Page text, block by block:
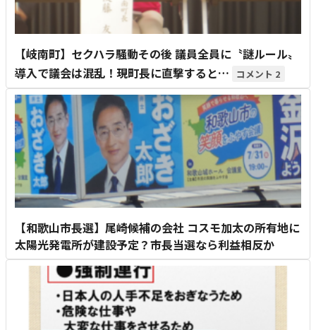
【岐南町】セクハラ騒動その後 議員全員に〝謎ルール〟
導入で議会は混乱！現町長に直撃すると…
2
【和歌山市長選】尾崎候補の会社 コスモ加太の所有地に
太陽光発電所が建設予定？市長当選なら利益相反か